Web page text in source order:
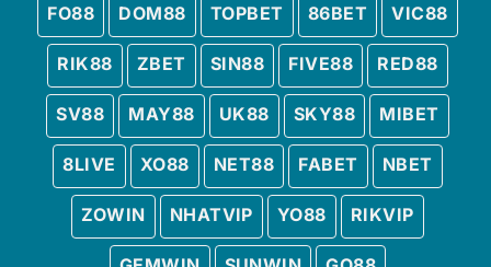
FO88 DOM88 TOPBET 86BET VIC88
RIK88 ZBET SIN88 FIVE88 RED88
SV88 MAY88 UK88 SKY88 MIBET
8LIVE XO88 NET88 FABET NBET
ZOWIN NHATVIP YO88 RIKVIP